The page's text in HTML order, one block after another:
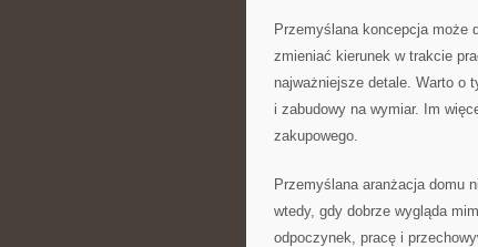
Przemyślana koncepcja może
zmieniać kierunek w trakcie
najważniejsze detale. Warto o
i zabudowy na wymiar. Im
zakupowego.
Przemyślana aranżacja domu
wtedy, gdy dobrze wygląda
odpoczynek, pracę i